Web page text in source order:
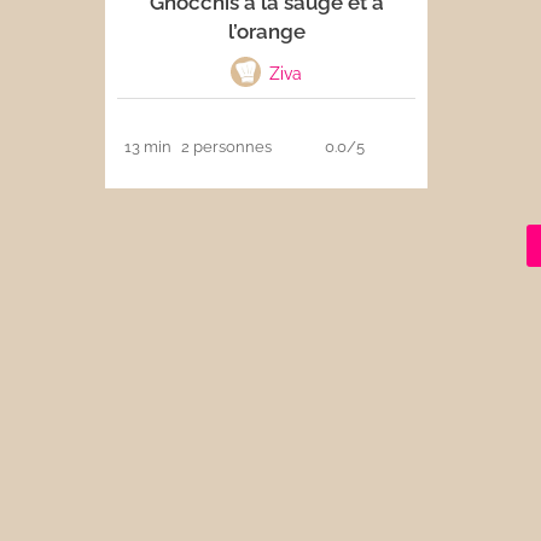
Boissons
l’orange
Ziva
13 min 2 personnes 0.0/5